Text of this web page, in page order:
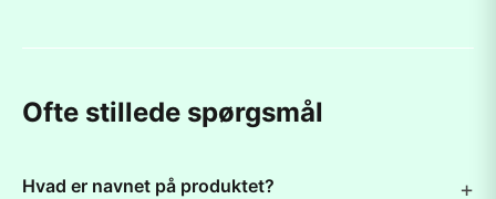
Ofte stillede spørgsmål
Hvad er navnet på produktet?